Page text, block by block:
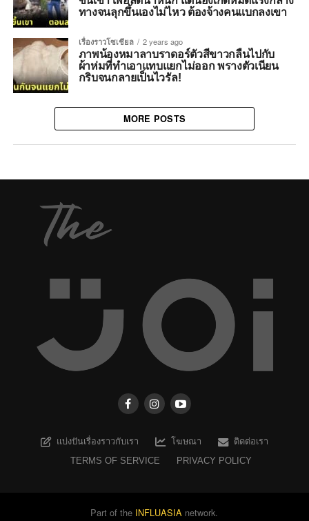
ทางจนลุกขึ้นเองไม่ไหว ต้องจ้างคนแบกลงเขา
เรื่องราวโซเชียล 2 years ago
ภาพน้องหมาลาบราดอร์ตัวสีขาวกลืนไปกับ
ผ้าห่มที่ทำเอาแทบแยกไม่ออก พรางตัวเนียน
กริบจนกลายเป็นไวรัล!
MORE POSTS
แบ่งปันเรื่องราวกับเรา โฆษณา
ติดต่อเรา
TERMS OF SERVICE
PRIVACY POLICY
Part of the INFLUASIA network.